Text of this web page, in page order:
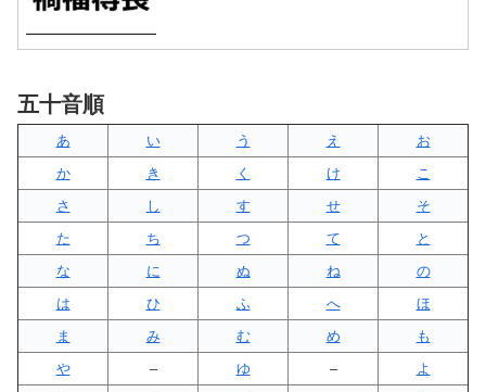
五十音順
あ い う え
お
か
き く け
こ
さ
し す せ
そ
た
ち つ て
と
な
に ぬ ね
の
は
ひ ふ へ
ほ
ま
み む め
も
や
– ゆ –
よ